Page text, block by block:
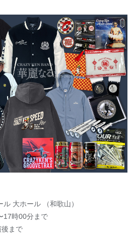
大ホール （和歌山）
17時00分まで
まで